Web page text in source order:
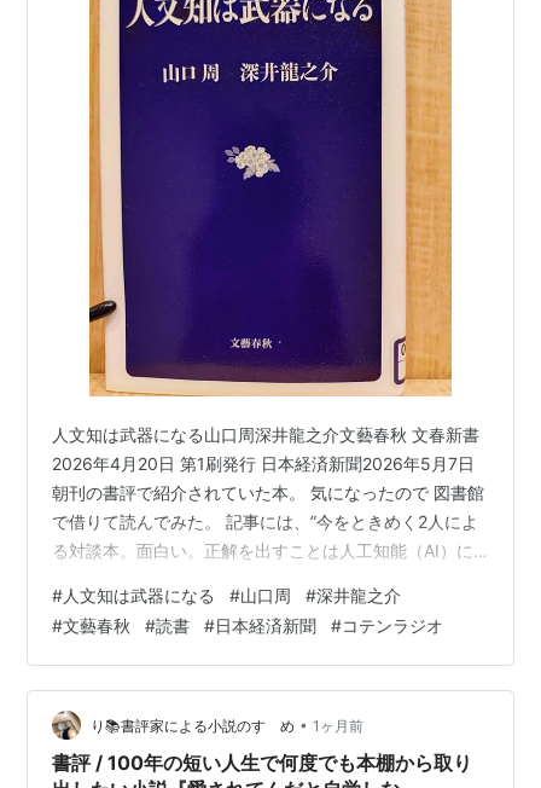
人文知は武器になる山口周深井龍之介文藝春秋 文春新書
2026年4月20日 第1刷発行 日本経済新聞2026年5月7日
朝刊の書評で紹介されていた本。 気になったので 図書館
で借りて読んでみた。 記事には、”今をときめく2人によ
る対談本。面白い。正解を出すことは人工知能（AI）に
れるのは歴史・哲学・文学といった「人文知」であるは
ずだ。現在の日本は文学部の廃止論すら出ている。あと
がきで深井氏が述べるように、これからは民間が人文知
の発展をサポートしていくことも必要かもしれない。 個
人的には、特に第3章以降が興味深かった。第3章で「技
術革新が社会規範や道…
#人文知は武器になる #山口周 #深井龍之介
#文藝春秋 #読書 #日本経済新聞 #コテンラジオ
り📚書評家による小説のすゝめ • 1ヶ月前
書評 / 100年の短い人生で何度でも本棚から取り